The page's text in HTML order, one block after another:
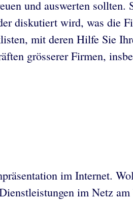
und auswerten
diskutiert wird, was die
mit deren Hilfe Sie
grösserer Firmen,
im Internet.
im Netz